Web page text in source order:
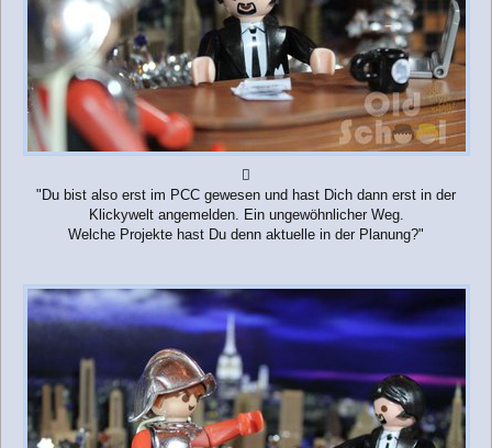

"Du bist also erst im PCC gewesen und hast Dich dann erst in der
Klickywelt angemelden. Ein ungewöhnlicher Weg.
Welche Projekte hast Du denn aktuelle in der Planung?"